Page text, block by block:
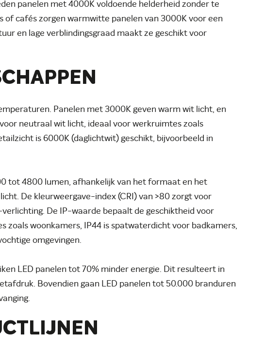
panelen met 4000K voldoende helderheid zonder te
of cafés zorgen warmwitte panelen van 3000K voor een
en lage verblindingsgraad maakt ze geschikt voor
Panelen met 3000K geven warm wit licht, en
neutraal wit licht, ideaal voor werkruimtes zoals
is 6000K (daglichtwit) geschikt, bijvoorbeeld in
tot 4800 lumen, afhankelijk van het formaat en het
De kleurweergave-index (CRI) van >80 zorgt voor
De IP-waarde bepaalt de geschiktheid voor
zoals woonkamers, IP44 is spatwaterdicht voor badkamers,
omgevingen.
LED panelen tot 70% minder energie. Dit resulteert in
Bovendien gaan LED panelen tot 50.000 branduren